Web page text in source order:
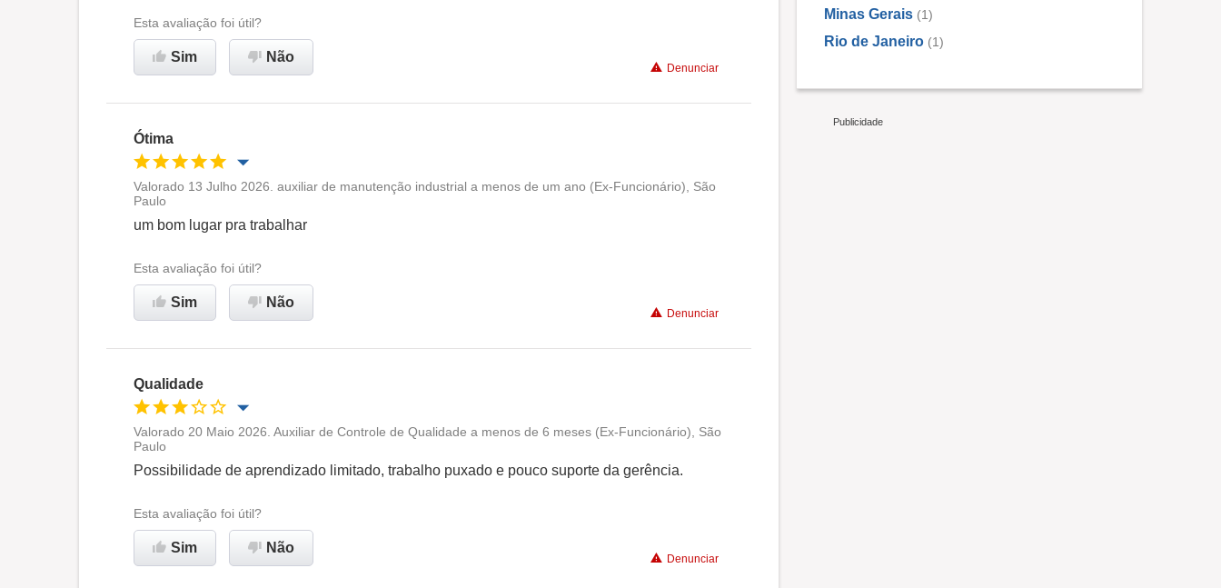
Recomenda esta empresa
Esta avaliação foi útil?
Sim Não
Denunciar
Ótima
Oportunidade de promoção
Recomenda esta empresa
Valorado 13 Julho 2026. auxiliar de manutenção industrial a menos de um ano (Ex-Funcionário), São
Paulo
um bom lugar pra trabalhar
Esta avaliação foi útil?
Sim Não
Denunciar
Qualidade
Oportunidade de promoção
Não recomenda esta
empresa
Valorado 20 Maio 2026. Auxiliar de Controle de Qualidade a menos de 6 meses (Ex-Funcionário), São
Paulo
Possibilidade de aprendizado limitado, trabalho puxado e pouco suporte da gerência.
Esta avaliação foi útil?
Sim Não
Denunciar
Minas Gerais (1)
Rio de Janeiro (1)